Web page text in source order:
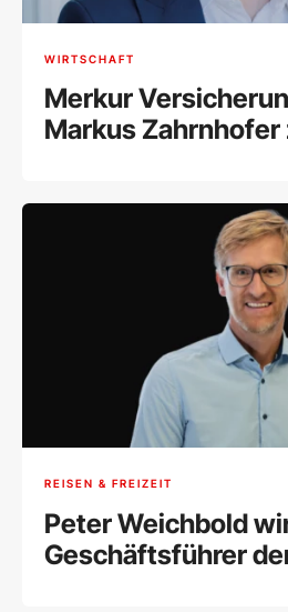
WIRTSCHAFT
Merkur
Markus Zahrnhofer
REISEN & FREIZEIT
Peter Weichbold
Geschäftsführer